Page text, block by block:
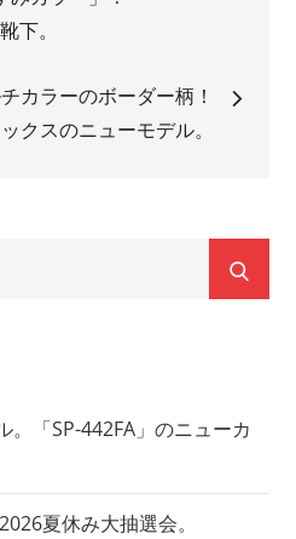
下。
カラーのボーダー柄！
クスのニューモデル。
。「SP-442FA」のニューカ
夏休み大抽選会。